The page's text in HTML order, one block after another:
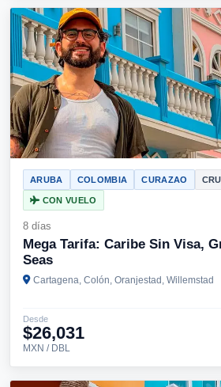
ARUBA COLOMBIA CURAZAO
CON VUELO
8 días
Mega Tarifa: Caribe Sin Visa,
Seas
Cartagena, Colón, Oranjestad, Willemstad
Desde
$26,031
MXN / DBL